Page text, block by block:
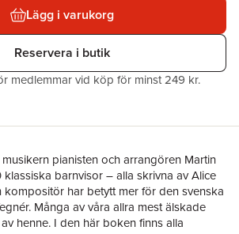
Lägg i varukorg
Reservera i butik
medlemmar vid köp för minst 249 kr.
pianisten och arrangören Martin
barnvisor – alla skrivna av Alice
kompositör har betytt mer för den svenska
Många av våra allra mest älskade
henne. I den här boken finns alla